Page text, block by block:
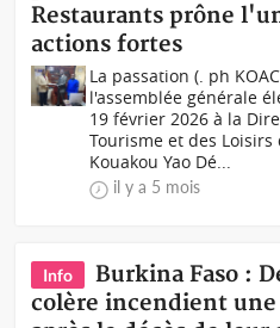
Restaurants prône
actions fortes
La passation (. ph
l'assemblée générale
19 février 2026 à la
Tourisme et des
Kouakou Yao Dé...
il y a 5 mois
Info
Burkina Faso :
colère incendient